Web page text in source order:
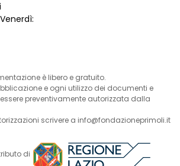
è libero e gratuito.
e ogni utilizzo dei documenti e
preventivamente autorizzata dalla
scrivere a info@fondazioneprimoli.it
di